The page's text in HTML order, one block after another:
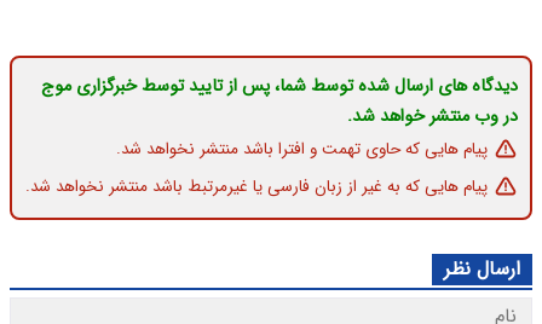
دیدگاه های ارسال شده توسط شما، پس از تایید توسط خبرگزاری موج
در وب منتشر خواهد شد.
پیام هایی که حاوی تهمت و افترا باشد منتشر نخواهد شد.
پیام هایی که به غیر از زبان فارسی یا غیرمرتبط باشد منتشر نخواهد شد.
ارسال نظر